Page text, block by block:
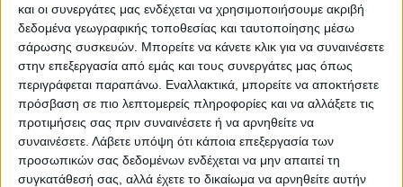
και οι συνεργάτες μας ενδέχεται να χρησιμοποιήσουμε ακριβή
δεδομένα γεωγραφικής τοποθεσίας και ταυτοποίησης μέσω
σάρωσης συσκευών. Μπορείτε να κάνετε κλικ για να συναινέσετε
στην επεξεργασία από εμάς και τους συνεργάτες μας όπως
περιγράφεται παραπάνω. Εναλλακτικά, μπορείτε να αποκτήσετε
πρόσβαση σε πιο λεπτομερείς πληροφορίες και να αλλάξετε τις
προτιμήσεις σας πριν συναινέσετε ή να αρνηθείτε να
συναινέσετε. Λάβετε υπόψη ότι κάποια επεξεργασία των
προσωπικών σας δεδομένων ενδέχεται να μην απαιτεί τη
συγκατάθεσή σας, αλλά έχετε το δικαίωμα να αρνηθείτε αυτήν
Τελευταίες Ειδήσεις Σήμερα
Ακολούθησε την εφημερίδα ΝΕΟΣ
ΑΓΩΝ στο Google News!
Όλες οι εξελίξεις στην περιοχή της
Καρδίτσας και ευρύτερα της Θεσσαλίας